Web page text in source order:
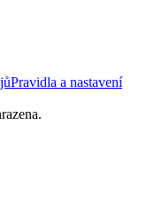
Pravidla a nastavení